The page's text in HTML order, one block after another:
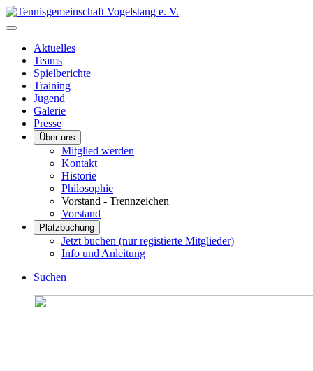
Aktuelles
Teams
Spielberichte
Training
Jugend
Galerie
Presse
Über uns
Mitglied werden
Kontakt
Historie
Philosophie
Vorstand - Trennzeichen
Vorstand
Platzbuchung
Jetzt buchen (nur registierte Mitglieder)
Info und Anleitung
Suchen